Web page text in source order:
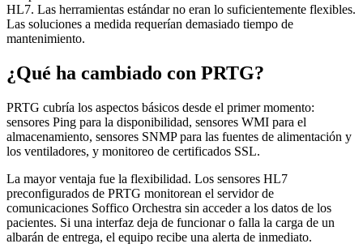
HL7. Las herramientas estándar no eran lo suficientemente flexibles.
Las soluciones a medida requerían demasiado tiempo de
mantenimiento.
¿Qué ha cambiado con PRTG?
PRTG cubría los aspectos básicos desde el primer momento:
sensores Ping para la disponibilidad, sensores WMI para el
almacenamiento, sensores SNMP para las fuentes de alimentación y
los ventiladores, y monitoreo de certificados SSL.
La mayor ventaja fue la flexibilidad. Los sensores HL7
preconfigurados de PRTG monitorean el servidor de
comunicaciones Soffico Orchestra sin acceder a los datos de los
pacientes. Si una interfaz deja de funcionar o falla la carga de un
albarán de entrega, el equipo recibe una alerta de inmediato.